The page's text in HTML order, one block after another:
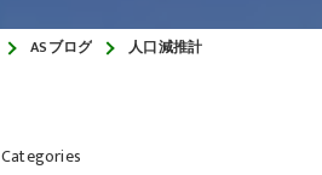
ASブログ 人口減推計
Categories